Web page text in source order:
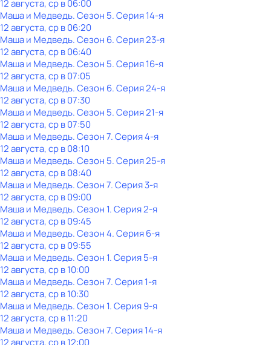
12 августа, ср в 06:00
Маша и Медведь. Сезон 5. Серия 14-я
12 августа, ср в 06:20
Маша и Медведь. Сезон 6. Серия 23-я
12 августа, ср в 06:40
Маша и Медведь. Сезон 5. Серия 16-я
12 августа, ср в 07:05
Маша и Медведь. Сезон 6. Серия 24-я
12 августа, ср в 07:30
Маша и Медведь. Сезон 5. Серия 21-я
12 августа, ср в 07:50
Маша и Медведь. Сезон 7. Серия 4-я
12 августа, ср в 08:10
Маша и Медведь. Сезон 5. Серия 25-я
12 августа, ср в 08:40
Маша и Медведь. Сезон 7. Серия 3-я
12 августа, ср в 09:00
Маша и Медведь. Сезон 1. Серия 2-я
12 августа, ср в 09:45
Маша и Медведь. Сезон 4. Серия 6-я
12 августа, ср в 09:55
Маша и Медведь. Сезон 1. Серия 5-я
12 августа, ср в 10:00
Маша и Медведь. Сезон 7. Серия 1-я
12 августа, ср в 10:30
Маша и Медведь. Сезон 1. Серия 9-я
12 августа, ср в 11:20
Маша и Медведь. Сезон 7. Серия 14-я
12 августа, ср в 12:00